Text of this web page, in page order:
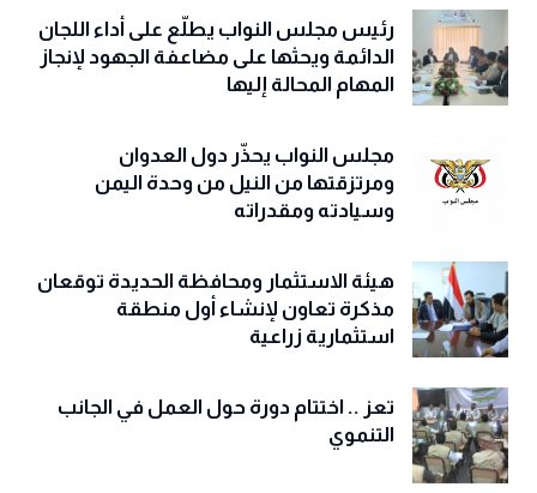
رئيس مجلس النواب يطلّع على أداء اللجان
الدائمة ويحثها على مضاعفة الجهود لإنجاز
المهام المحالة إليها
مجلس النواب يحذّّر دول العدوان
ومرتزقتها من النيل من وحدة اليمن
وسيادته ومقدراته
هيئة الاستثمار ومحافظة الحديدة توقعان
مذكرة تعاون لإنشاء أول منطقة
استثمارية زراعية
تعز .. اختتام دورة حول العمل في الجانب
التنموي